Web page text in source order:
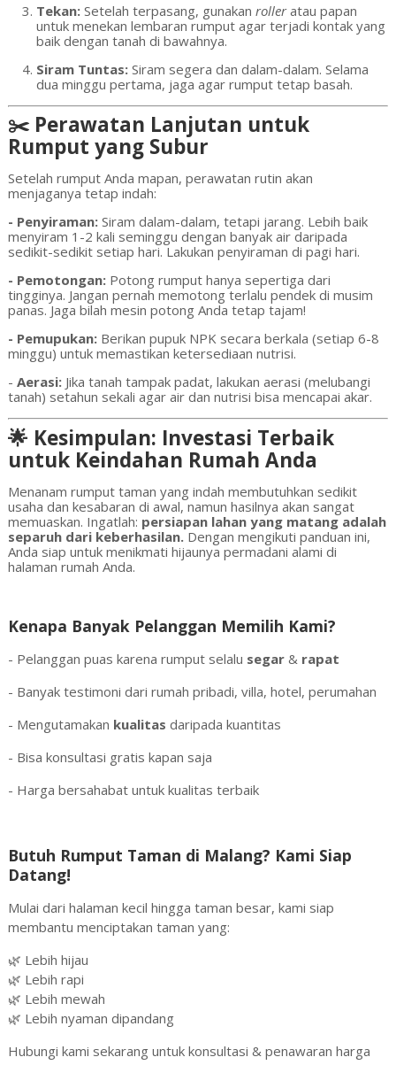
Tekan:Setelah terpasang, gunakan rolleratau papan
untuk menekan lembaran rumput agar terjadi kontak yang
baik dengan tanah di bawahnya.
Siram Tuntas:Siram segera dan dalam-dalam. Selama
dua minggu pertama, jaga agar rumput tetap basah.
✂️ Perawatan Lanjutan untuk
Rumput yang Subur
Setelah rumput Anda mapan, perawatan rutin akan
menjaganya tetap indah:
- Penyiraman:Siram dalam-dalam, tetapi jarang. Lebih baik
menyiram 1-2 kali seminggu dengan banyak air daripada
sedikit-sedikit setiap hari. Lakukan penyiraman di pagi hari.
- Pemotongan:Potong rumput hanya sepertiga dari
tingginya. Jangan pernah memotong terlalu pendek di musim
panas. Jaga bilah mesin potong Anda tetap tajam!
- Pemupukan:Berikan pupuk NPK secara berkala (setiap 6-8
minggu) untuk memastikan ketersediaan nutrisi.
- Aerasi:Jika tanah tampak padat, lakukan aerasi (melubangi
tanah) setahun sekali agar air dan nutrisi bisa mencapai akar.
🌟 Kesimpulan: Investasi Terbaik
untuk Keindahan Rumah Anda
Menanam rumput taman yang indah membutuhkan sedikit
usaha dan kesabaran di awal, namun hasilnya akan sangat
memuaskan. Ingatlah: persiapan lahan yang matang adalah
separuh dari keberhasilan.Dengan mengikuti panduan ini,
Anda siap untuk menikmati hijaunya permadani alami di
halaman rumah Anda.
Kenapa Banyak Pelanggan Memilih Kami?
- Pelanggan puas karena rumput selalu segar& rapat
- Banyak testimoni dari rumah pribadi, villa, hotel, perumahan
- Mengutamakan kualitas daripada kuantitas
- Bisa konsultasi gratis kapan saja
- Harga bersahabat untuk kualitas terbaik
Butuh Rumput Taman di Malang? Kami Siap
Datang!
Mulai dari halaman kecil hingga taman besar, kami siap
membantu menciptakan taman yang:
🌿 Lebih hijau
🌿 Lebih rapi
🌿 Lebih mewah
🌿 Lebih nyaman dipandang
Hubungi kami sekarang untuk konsultasi & penawaran harga